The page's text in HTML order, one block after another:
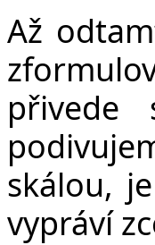
Až
skálou,
vypráví